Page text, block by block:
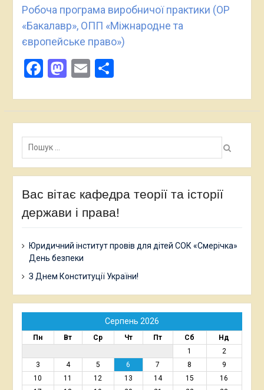
Робоча програма виробничої практики (ОР
«Бакалавр», ОПП «Міжнародне та
європейське право»)
Facebook
Mastodon
EmailПоділитися
Пошук:
Вас вітає кафедра теорії та історії
держави і права!
Юридичний інститут провів для дітей СОК «Смерічка»
День безпеки
З Днем Конституції України!
Серпень 2026
Пн Вт Ср Чт Пт Сб
Нд
1
2
3
4 5 6 7 8
9
10
11 12 13 14 15
16